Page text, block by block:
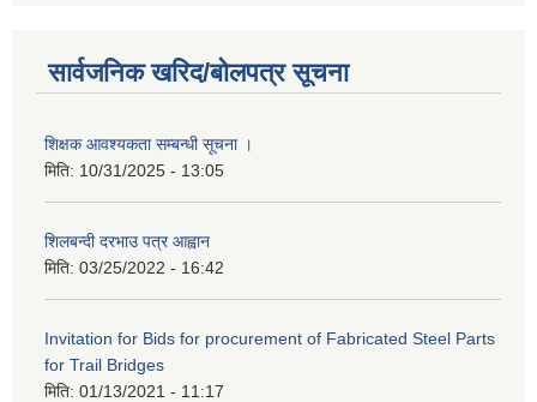
सार्वजनिक खरिद/बोलपत्र सूचना
शिक्षक आवश्यकता सम्बन्धी सूचना ।
मिति: 10/31/2025 - 13:05
शिलबन्दी दरभाउ पत्र आह्वान
मिति: 03/25/2022 - 16:42
Invitation for Bids for procurement of Fabricated Steel Parts
for Trail Bridges
मिति: 01/13/2021 - 11:17